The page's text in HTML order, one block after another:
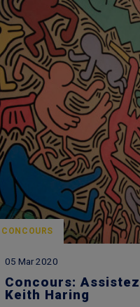
CONCOURS
05 Mar 2020
Concours:
Keith Haring